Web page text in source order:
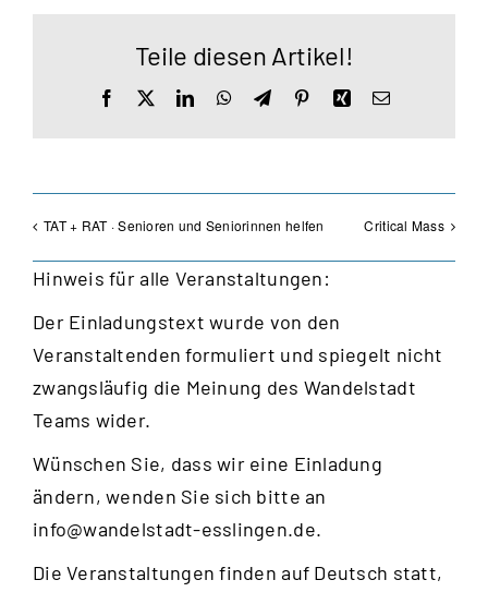
Teile diesen Artikel!
Facebook LinkedInWhatsApp
TelegramPinterestXingE-
TAT + RAT · Senioren und Seniorinnen helfen Critical Mass
Hinweis für alle Veranstaltungen:
Der Einladungstext wurde von den
Veranstaltenden formuliert und spiegelt nicht
zwangsläufig die Meinung des Wandelstadt
Teams wider.
Wünschen Sie, dass wir eine Einladung
ändern, wenden Sie sich bitte an
info@wandelstadt-esslingen.de.
Die Veranstaltungen finden auf Deutsch statt,